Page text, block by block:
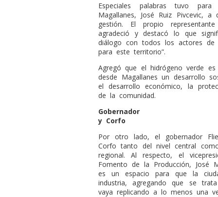
Especiales palabras tuvo
Magallanes, José Ruiz Pivcevic,
gestión. El propio
agradeció y destacó lo que
diálogo con todos los actores de
para este territorio”.
Agregó que el hidrógeno verde
desde Magallanes un desarrollo
el desarrollo económico, la
de la comunidad.
Gobernador
y Corfo
Por otro lado, el gobernador
Corfo tanto del nivel central
regional. Al respecto, el
Fomento de la Producción, José
es un espacio para que la
industria, agregando que se
vaya replicando a lo menos una